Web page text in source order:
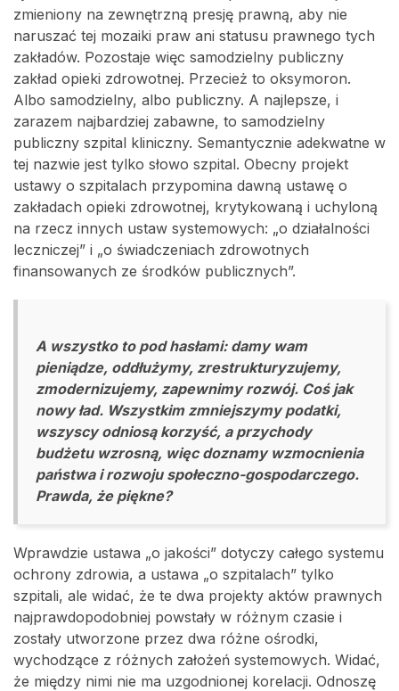
zmieniony na zewnętrzną presję prawną, aby nie
naruszać tej mozaiki praw ani statusu prawnego tych
zakładów. Pozostaje więc samodzielny publiczny
zakład opieki zdrowotnej. Przecież to oksymoron.
Albo samodzielny, albo publiczny. A najlepsze, i
zarazem najbardziej zabawne, to samodzielny
publiczny szpital kliniczny. Semantycznie adekwatne w
tej nazwie jest tylko słowo szpital. Obecny projekt
ustawy o szpitalach przypomina dawną ustawę o
zakładach opieki zdrowotnej, krytykowaną i uchyloną
na rzecz innych ustaw systemowych: „o działalności
leczniczej” i „o świadczeniach zdrowotnych
finansowanych ze środków publicznych”.
A wszystko to pod hasłami: damy wam
pieniądze, oddłużymy, zrestrukturyzujemy,
zmodernizujemy, zapewnimy rozwój. Coś jak
nowy ład. Wszystkim zmniejszymy podatki,
wszyscy odniosą korzyść, a przychody
budżetu wzrosną, więc doznamy wzmocnienia
państwa i rozwoju społeczno-gospodarczego.
Prawda, że piękne?
Wprawdzie ustawa „o jakości” dotyczy całego systemu
ochrony zdrowia, a ustawa „o szpitalach” tylko
szpitali, ale widać, że te dwa projekty aktów prawnych
najprawdopodobniej powstały w różnym czasie i
zostały utworzone przez dwa różne ośrodki,
wychodzące z różnych założeń systemowych. Widać,
że między nimi nie ma uzgodnionej korelacji. Odnoszę